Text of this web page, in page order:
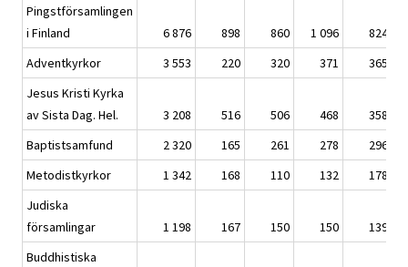
Pingstförsamlingen
i Finland
6 876 898 860 1 096
824
Adventkyrkor
3 553 220 320 371
365
Jesus Kristi Kyrka
av Sista Dag. Hel.
3 208 516 506 468
358
Baptistsamfund
2 320 165 261 278
296
Metodistkyrkor
1 342 168 110 132
178
Judiska
församlingar
1 198 167 150 150
139
Buddhistiska